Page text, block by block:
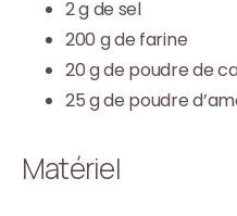
2 g de sel
200 g de farine
20 g de poudre de
25 g de poudre
Matériel